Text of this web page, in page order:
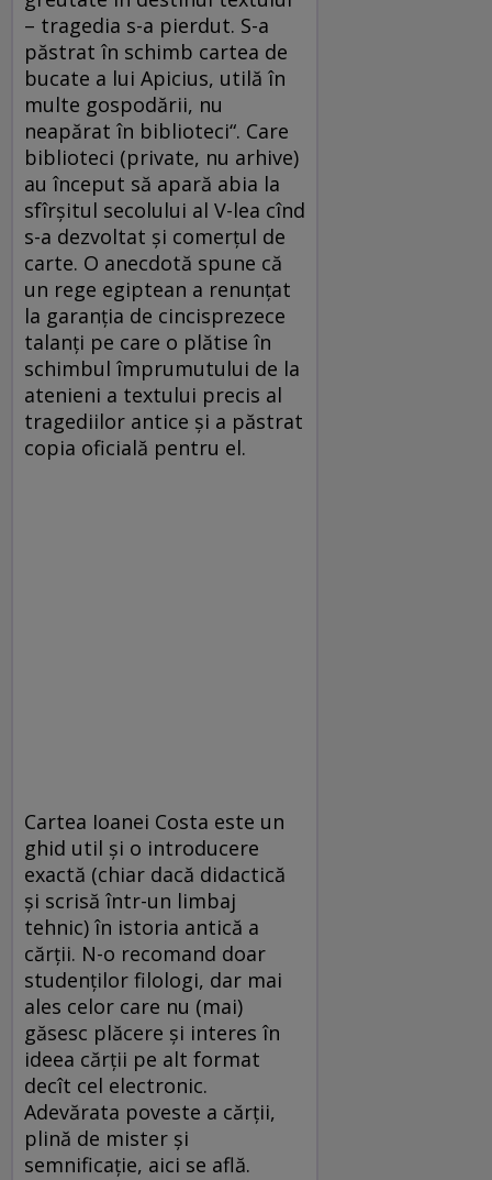
– tragedia s-a pierdut. S-a
păstrat în schimb cartea de
bucate a lui Apicius, utilă în
multe gospodării, nu
neapărat în biblioteci“. Care
biblioteci (private, nu arhive)
au început să apară abia la
sfîrşitul secolului al V-lea cînd
s-a dezvoltat şi comerţul de
carte. O anecdotă spune că
un rege egiptean a renunţat
la garanţia de cincisprezece
talanţi pe care o plătise în
schimbul împrumutului de la
atenieni a textului precis al
tragediilor antice şi a păstrat
copia oficială pentru el.
Cartea Ioanei Costa este un
ghid util şi o introducere
exactă (chiar dacă didactică
şi scrisă într-un limbaj
tehnic) în istoria antică a
cărţii. N-o recomand doar
studenţilor filologi, dar mai
ales celor care nu (mai)
găsesc plăcere şi interes în
ideea cărţii pe alt format
decît cel electronic.
Adevărata poveste a cărţii,
plină de mister şi
semnificaţie, aici se află.